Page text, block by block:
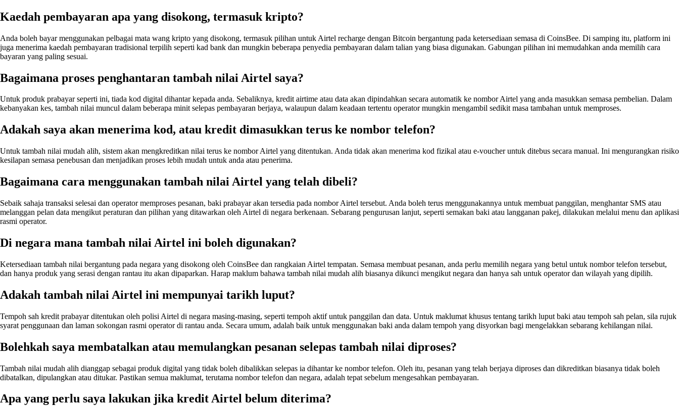
Kaedah pembayaran apa yang disokong, termasuk kripto?
Anda boleh bayar menggunakan pelbagai mata wang kripto yang disokong, termasuk pilihan untuk Airtel recharge dengan Bitcoin bergantung pada ketersediaan semasa di CoinsBee. Di samping itu, platform ini
juga menerima kaedah pembayaran tradisional terpilih seperti kad bank dan mungkin beberapa penyedia pembayaran dalam talian yang biasa digunakan. Gabungan pilihan ini memudahkan anda memilih cara
bayaran yang paling sesuai.
Bagaimana proses penghantaran tambah nilai Airtel saya?
Untuk produk prabayar seperti ini, tiada kod digital dihantar kepada anda. Sebaliknya, kredit airtime atau data akan dipindahkan secara automatik ke nombor Airtel yang anda masukkan semasa pembelian. Dalam
kebanyakan kes, tambah nilai muncul dalam beberapa minit selepas pembayaran berjaya, walaupun dalam keadaan tertentu operator mungkin mengambil sedikit masa tambahan untuk memproses.
Adakah saya akan menerima kod, atau kredit dimasukkan terus ke nombor telefon?
Untuk tambah nilai mudah alih, sistem akan mengkreditkan nilai terus ke nombor Airtel yang ditentukan. Anda tidak akan menerima kod fizikal atau e-voucher untuk ditebus secara manual. Ini mengurangkan risiko
kesilapan semasa penebusan dan menjadikan proses lebih mudah untuk anda atau penerima.
Bagaimana cara menggunakan tambah nilai Airtel yang telah dibeli?
Sebaik sahaja transaksi selesai dan operator memproses pesanan, baki prabayar akan tersedia pada nombor Airtel tersebut. Anda boleh terus menggunakannya untuk membuat panggilan, menghantar SMS atau
melanggan pelan data mengikut peraturan dan pilihan yang ditawarkan oleh Airtel di negara berkenaan. Sebarang pengurusan lanjut, seperti semakan baki atau langganan pakej, dilakukan melalui menu dan aplikasi
rasmi operator.
Di negara mana tambah nilai Airtel ini boleh digunakan?
Ketersediaan tambah nilai bergantung pada negara yang disokong oleh CoinsBee dan rangkaian Airtel tempatan. Semasa membuat pesanan, anda perlu memilih negara yang betul untuk nombor telefon tersebut,
dan hanya produk yang serasi dengan rantau itu akan dipaparkan. Harap maklum bahawa tambah nilai mudah alih biasanya dikunci mengikut negara dan hanya sah untuk operator dan wilayah yang dipilih.
Adakah tambah nilai Airtel ini mempunyai tarikh luput?
Tempoh sah kredit prabayar ditentukan oleh polisi Airtel di negara masing-masing, seperti tempoh aktif untuk panggilan dan data. Untuk maklumat khusus tentang tarikh luput baki atau tempoh sah pelan, sila rujuk
syarat penggunaan dan laman sokongan rasmi operator di rantau anda. Secara umum, adalah baik untuk menggunakan baki anda dalam tempoh yang disyorkan bagi mengelakkan sebarang kehilangan nilai.
Bolehkah saya membatalkan atau memulangkan pesanan selepas tambah nilai diproses?
Tambah nilai mudah alih dianggap sebagai produk digital yang tidak boleh dibalikkan selepas ia dihantar ke nombor telefon. Oleh itu, pesanan yang telah berjaya diproses dan dikreditkan biasanya tidak boleh
dibatalkan, dipulangkan atau ditukar. Pastikan semua maklumat, terutama nombor telefon dan negara, adalah tepat sebelum mengesahkan pembayaran.
Apa yang perlu saya lakukan jika kredit Airtel belum diterima?